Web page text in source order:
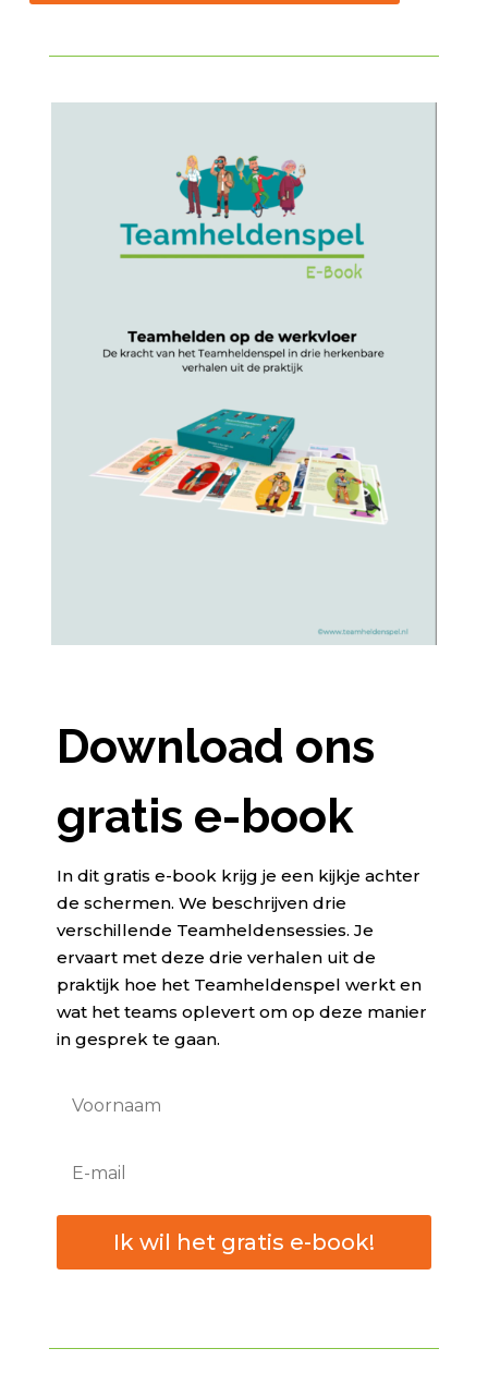
Download ons
gratis e-book
In dit gratis e-book krijg je een kijkje achter
de schermen. We beschrijven drie
verschillende Teamheldensessies. Je
ervaart met deze drie verhalen uit de
praktijk hoe het Teamheldenspel werkt en
wat het teams oplevert om op deze manier
in gesprek te gaan.
Ik wil het gratis e-book!